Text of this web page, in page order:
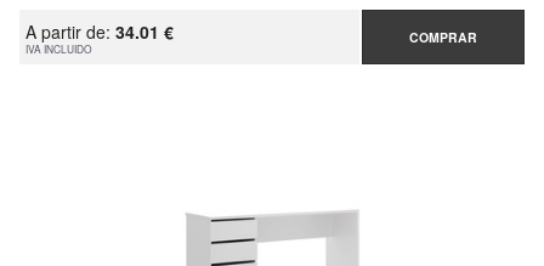
A partir de: 34.01 €
IVA INCLUIDO
COMPRAR